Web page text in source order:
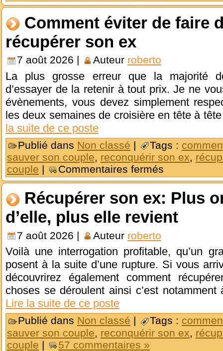
Comment éviter de faire
récupérer son ex
7 août 2026 | Auteur roberto
La plus grosse erreur que la majorité
d’essayer de la retenir à tout prix. Je ne
évènements, vous devez simplement
les deux semaines de croisière en tête à
la suite de ce poste
Publié dans Non classé | Tags :
sauver son couple, reconquérir son ex,
couple | Commentaires fermés
Récupérer son ex: Plus
d’elle, plus elle revient
7 août 2026 | Auteur roberto
Voilà une interrogation profitable, qu’un
posent à la suite d’une rupture. Si vous
découvrirez également comment
choses se déroulent ainsi c’est
Lire la suite de ce poste
Publié dans Non classé | Tags :
sauver son couple, reconquérir son ex,
couple | 57 commentaires »